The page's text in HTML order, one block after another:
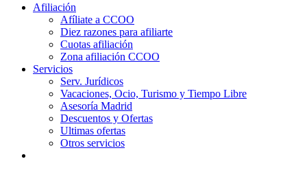
Afiliación
Afíliate a CCOO
Diez razones para afiliarte
Cuotas afiliación
Zona afiliación CCOO
Servicios
Serv. Jurídicos
Vacaciones, Ocio, Turismo y Tiempo Libre
Asesoría Madrid
Descuentos y Ofertas
Ultimas ofertas
Otros servicios